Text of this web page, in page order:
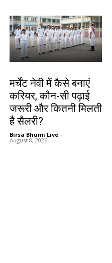
मर्चेंट नेवी में कैसे बनाएं
करियर, कौन-सी पढ़ाई
जरूरी और कितनी मिलती
है सैलरी?
Birsa Bhumi Live -
August 8, 2026